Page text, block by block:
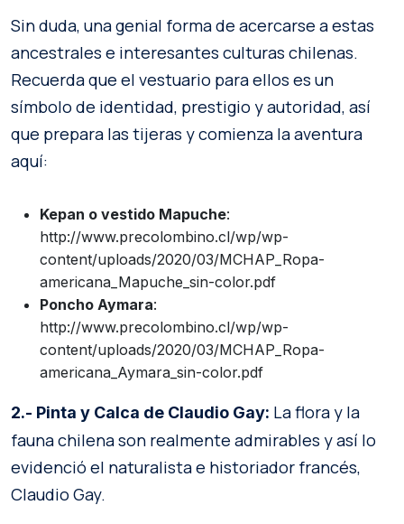
Sin duda, una genial forma de acercarse a estas
ancestrales e interesantes culturas chilenas.
Recuerda que el vestuario para ellos es un
símbolo de identidad, prestigio y autoridad, así
que prepara las tijeras y comienza la aventura
aquí:
Kepan o vestido Mapuche:
http://www.precolombino.cl/wp/wp-
content/uploads/2020/03/MCHAP_Ropa-
americana_Mapuche_sin-color.pdf
Poncho Aymara:
http://www.precolombino.cl/wp/wp-
content/uploads/2020/03/MCHAP_Ropa-
americana_Aymara_sin-color.pdf
2.- Pinta y Calca de Claudio Gay: La flora y la
fauna chilena son realmente admirables y así lo
evidenció el naturalista e historiador francés,
Claudio Gay.